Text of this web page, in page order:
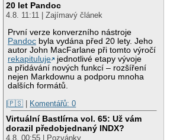
20 let Pandoc
4.8. 11:11 | Zajímavý článek
První verze konverzního nástroje
Pandoc byla vydána před 20 lety. Jeho
autor John MacFarlane při tomto výročí
rekapituluje
jednotlivé etapy vývoje
a přidávání nových funkcí – rozšíření
nejen Markdownu a podporu mnoha
dalších formátů.
|🇵🇸 | Komentářů: 0
Virtuální Bastlírna vol. 65: Už vám
dorazil předobjednaný INDX?
4.8. 00:55 | Pozvánky